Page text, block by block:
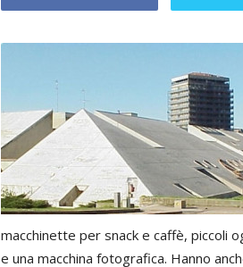
macchinette per snack e caffè, piccoli
e una macchina fotografica. Hanno